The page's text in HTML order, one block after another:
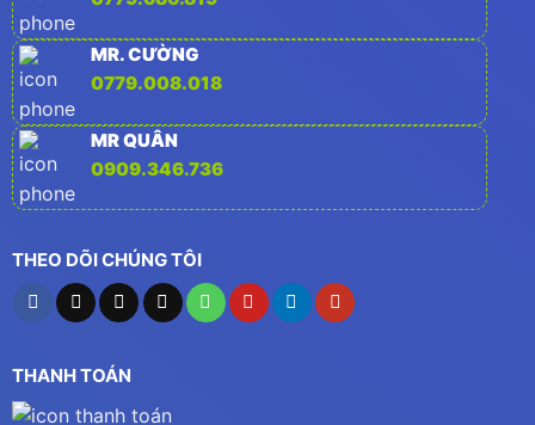
MR. CƯỜNG
0779.008.018
MR QUÂN
0909.346.736
THEO DÕI CHÚNG TÔI
THANH TOÁN